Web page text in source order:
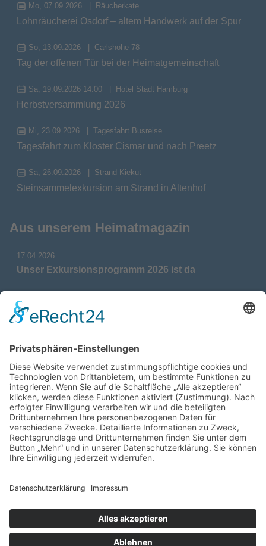
Mo, 07.09.2026 Räucherkate
Lohnräucherei Osdorf – altem Handwerk auf der Spur
So, 13.09.2026 Carlshöhe 78
Tag der offenen Tür bei der Heimatgemeinschaft
Sa, 19.09.2026 14:00 Hotel Stadt Hamburg
Herbstversammlung 2026
Mi, 23.09.2026 Tagesfahrt Busreise
Tagesfahrt zum Kloster Cismar und nach Preetz
Sa, 26.09.2026 Strand Kiekut
Steinsammelexkursion am Strand in Altenhof
Aus unserem Heimatmagazin
17.04.2026
Unser Exkursionsprogramm 2026 ist da
17.04.2026
Verdienstmedaille für Telse Stoy
Das war: Munition im Meer
17.04.2026
Fahrtenprogramm 2026 ist fertig
12.10.2025
Darstellung verschiedener Orte innerhalb des
Gebiets der Heimatgemeinschaft Eckernförde
Neu: Historie der Güter im Altkreis Eckernförde